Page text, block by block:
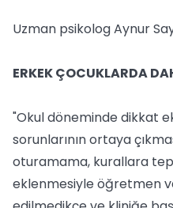
Uzman psikolog Aynur
ERKEK ÇOCUKLARDA
"Okul döneminde dikkat
sorunlarının ortaya
oturamama, kurallara
eklenmesiyle öğretmen